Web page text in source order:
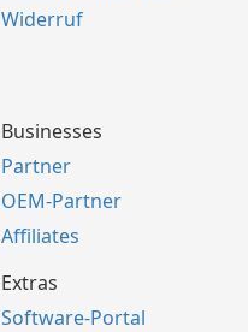
Widerruf
Businesses
Partner
OEM-Partner
Affiliates
Extras
Software-Portal